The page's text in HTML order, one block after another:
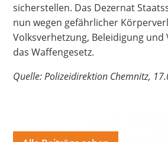
sicherstellen. Das Dezernat
nun wegen gefährlicher
Volksverhetzung, Beleidigung und
das Waffengesetz.
Quelle: Polizeidirektion Chemnitz,